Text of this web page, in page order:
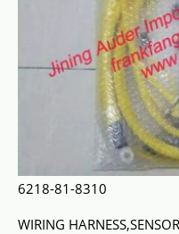
6218-81-8310
WIRING